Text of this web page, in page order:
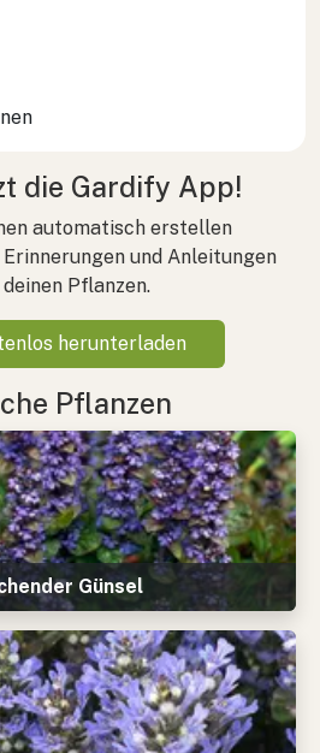
die Gardify App!
automatisch erstellen
und Anleitungen
Pflanzen.
herunterladen
Pflanzen
Günsel